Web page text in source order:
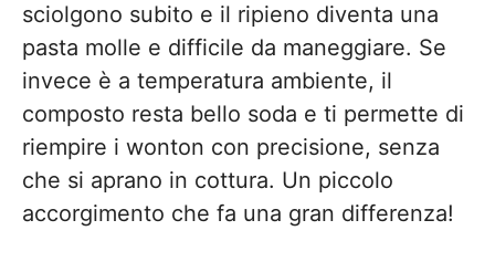
sciolgono subito e il ripieno diventa una
pasta molle e difficile da maneggiare. Se
invece è a temperatura ambiente, il
composto resta bello soda e ti permette di
riempire i wonton con precisione, senza
che si aprano in cottura. Un piccolo
accorgimento che fa una gran differenza!